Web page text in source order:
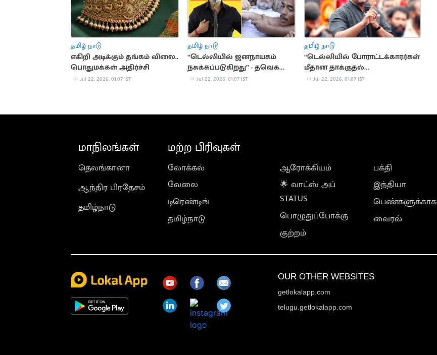
தமிழ் நாடு
எகிறி அடிக்கும் தங்கம் விலை..
பொதுமக்கள் அதிர்ச்சி
Jul 22, 2026, 01:07 IST
தமிழ் நாடு
“டெல்லியில் ஜனநாயகம்
நசுக்கப்படுகிறது” - தவெக
கண்டனம்
Jul 22, 2026, 01:07 IST
தமிழ் நாடு
“டெல்லியில் போராட்டக்காரர்கள்
மீதான தாக்குதல்
கண்டனத்துக்குரியது”.. சீமான்
Jul 22, 2026, 01:07 IST
மாநிலங்கள்
தெலங்கானா
ஆந்திர பிரதேசம்
தமிழ்நாடு
மற்ற பிரிவுகள்
லோக்கல்
வேலை
டிரெண்டிங்
தமிழ்நாடு
ஆரோக்கியம்
🌟 வாட்ஸ் அப்
STATUS
பொழுதுப்போக்கு
குற்றம்
பக்தி
இந்தியா
பெண்களுக்காக
வைரல்
OUR OTHER WEBSITES
getlokalapp.com
telugu.getlokalapp.com